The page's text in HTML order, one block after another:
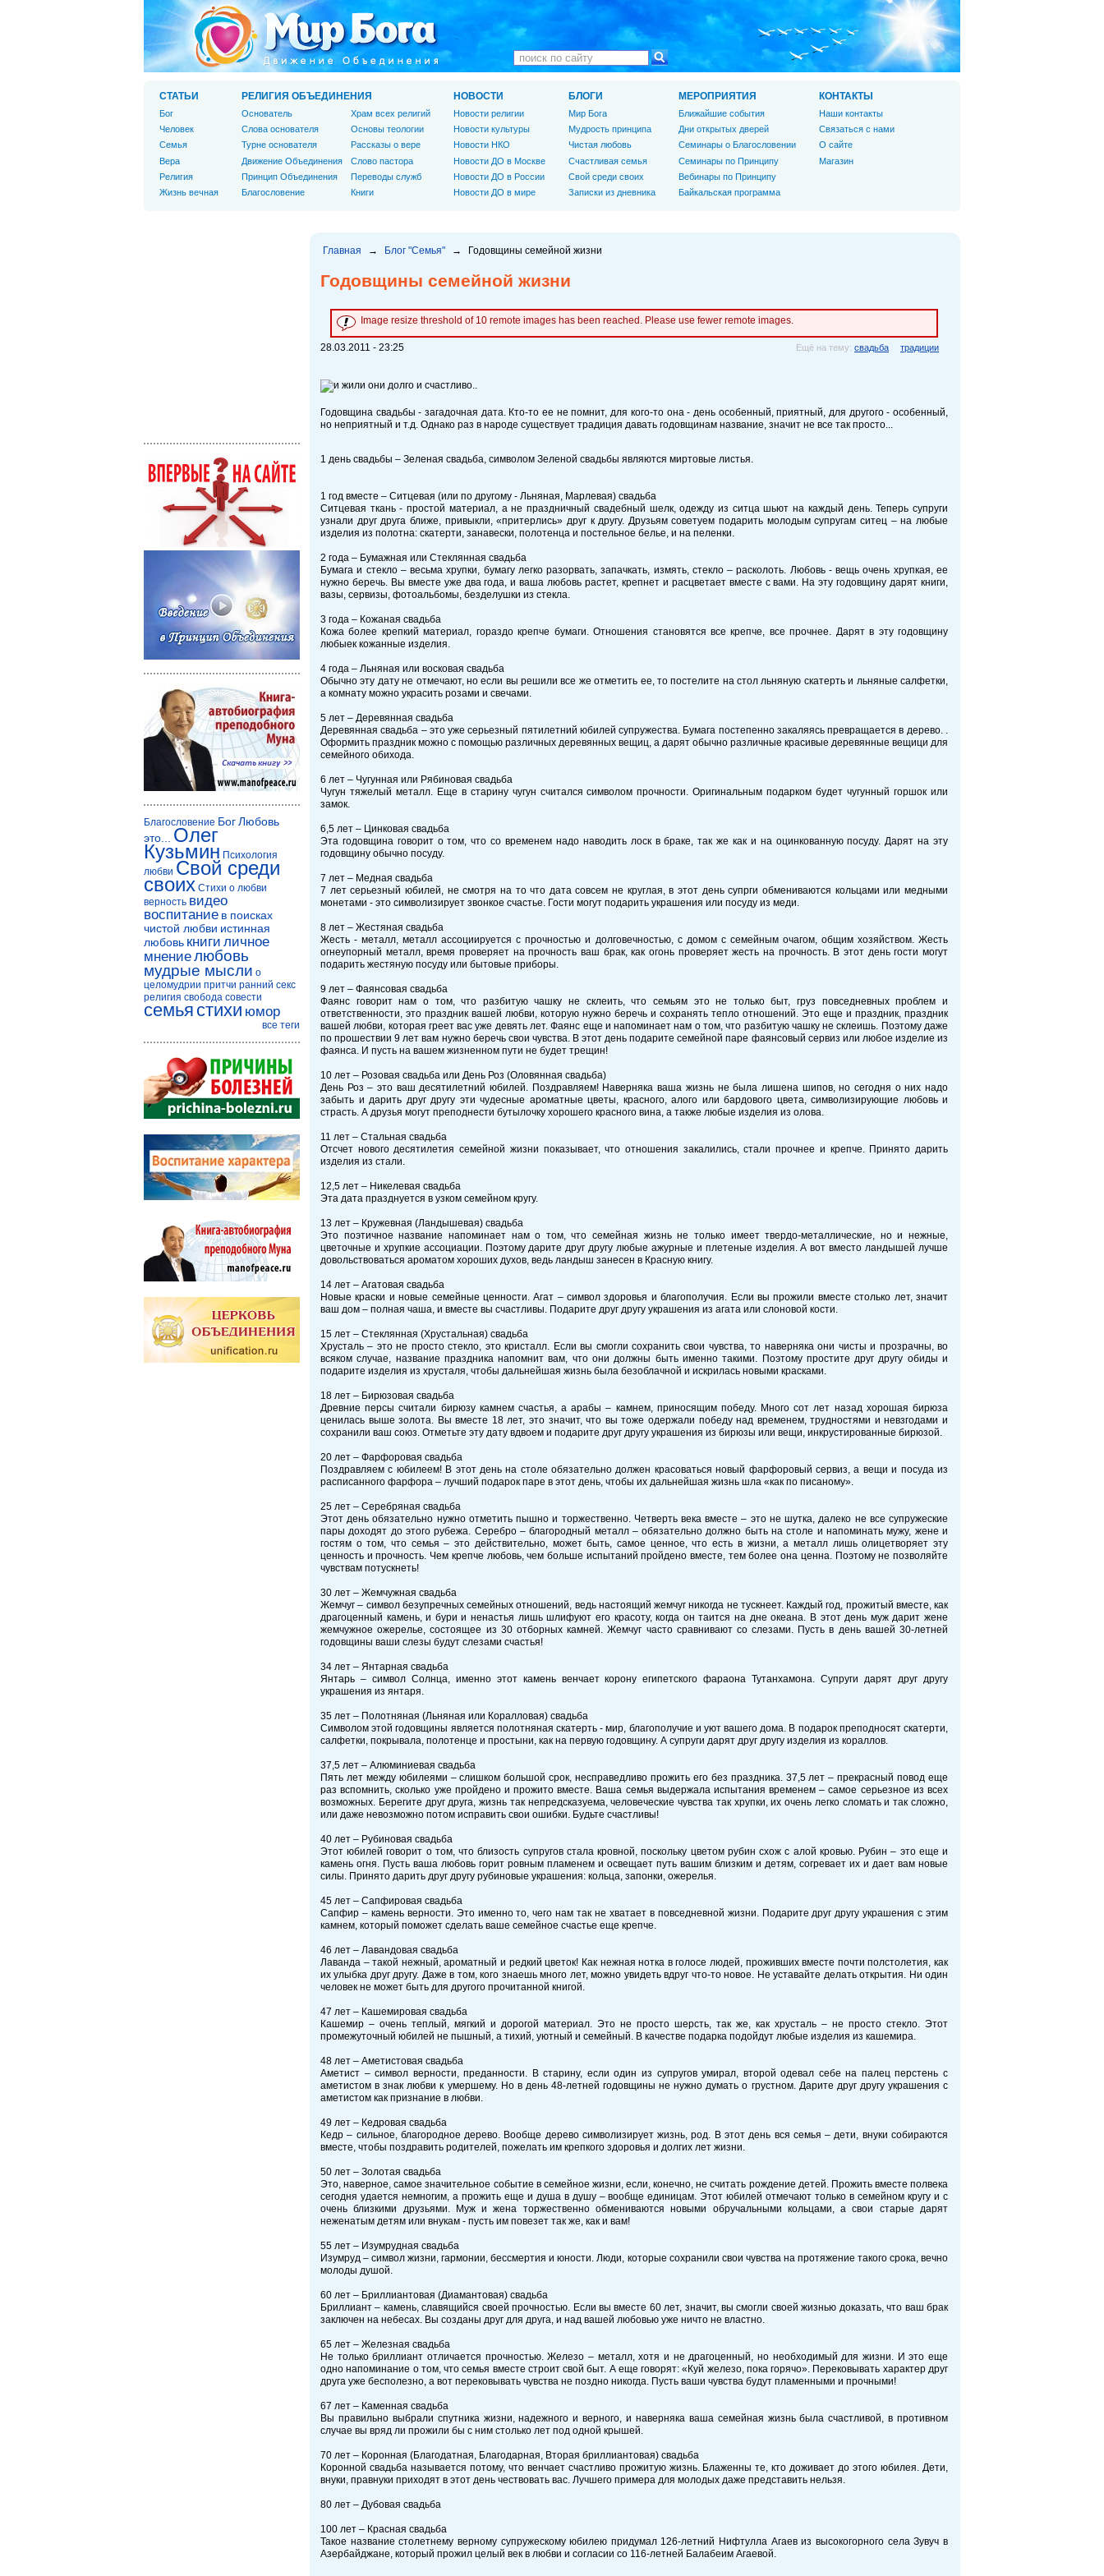
Главная → Блог "Семья" → Годовщины семейной жизни
Годовщины семейной жизни
Image resize threshold of 10 remote images has been reached. Please use fewer remote images.
28.03.2011 - 23:25 Ещё на тему: свадьба традиции
Годовщина свадьбы - загадочная дата. Кто-то ее не помнит, для кого-то она - день особенный, приятный, для другого - особенный,
но неприятный и т.д. Однако раз в народе существует традиция давать годовщинам название, значит не все так просто...
1 день свадьбы – Зеленая свадьба, символом Зеленой свадьбы являются миртовые листья.
1 год вместе – Ситцевая (или по другому - Льняная, Марлевая) свадьба
Ситцевая ткань - простой материал, а не праздничный свадебный шелк, одежду из ситца шьют на каждый день. Теперь супруги
узнали друг друга ближе, привыкли, «притерлись» друг к другу. Друзьям советуем подарить молодым супругам ситец – на любые
изделия из полотна: скатерти, занавески, полотенца и постельное белье, и на пеленки.
2 года – Бумажная или Стеклянная свадьба
Бумага и стекло – весьма хрупки, бумагу легко разорвать, запачкать, измять, стекло – расколоть. Любовь - вещь очень хрупкая, ее
нужно беречь. Вы вместе уже два года, и ваша любовь растет, крепнет и расцветает вместе с вами. На эту годовщину дарят книги,
вазы, сервизы, фотоальбомы, безделушки из стекла.
3 года – Кожаная свадьба
Кожа более крепкий материал, гораздо крепче бумаги. Отношения становятся все крепче, все прочнее. Дарят в эту годовщину
любыек кожанные изделия.
4 года – Льняная или восковая свадьба
Обычно эту дату не отмечают, но если вы решили все же отметить ее, то постелите на стол льняную скатерть и льняные салфетки,
а комнату можно украсить розами и свечами.
5 лет – Деревянная свадьба
Деревянная свадьба – это уже серьезный пятилетний юбилей супружества. Бумага постепенно закаляясь превращается в дерево. .
Оформить праздник можно с помощью различных деревянных вещиц, а дарят обычно различные красивые деревянные вещици для
семейного обихода.
6 лет – Чугунная или Рябиновая свадьба
Чугун тяжелый металл. Еще в старину чугун считался символом прочности. Оригинальным подарком будет чугунный горшок или
замок.
6,5 лет – Цинковая свадьба
Эта годовщина говорит о том, что со временем надо наводить лоск в браке, так же как и на оцинкованную посуду. Дарят на эту
годовщину обычно посуду.
7 лет – Медная свадьба
7 лет серьезный юбилей, не смотря на то что дата совсем не круглая, в этот день супрги обмениваются кольцами или медными
монетами - это символизирует звонкое счастье. Гости могут подарить украшения или посуду из меди.
8 лет – Жестяная свадьба
Жесть - металл, металл ассоциируется с прочностью и долговечностью, с домом с семейным очагом, общим хозяйством. Жесть
огнеупорный металл, время проверяет на прочность ваш брак, как огонь проверяет жесть на прочность. В этот день гости могут
подарить жестяную посуду или бытовые приборы.
9 лет – Фаянсовая свадьба
Фаянс говорит нам о том, что разбитую чашку не склеить, что семьям это не только быт, груз повседневных проблем и
ответственности, это праздник вашей любви, которую нужно беречь и сохранять тепло отношений. Это еще и праздник, праздник
вашей любви, которая греет вас уже девять лет. Фаянс еще и напоминает нам о том, что разбитую чашку не склеишь. Поэтому даже
по прошествии 9 лет вам нужно беречь свои чувства. В этот день подарите семейной паре фаянсовый сервиз или любое изделие из
фаянса. И пусть на вашем жизненном пути не будет трещин!
10 лет – Розовая свадьба или День Роз (Оловянная свадьба)
День Роз – это ваш десятилетний юбилей. Поздравляем! Наверняка ваша жизнь не была лишена шипов, но сегодня о них надо
забыть и дарить друг другу эти чудесные ароматные цветы, красного, алого или бардового цвета, символизирующие любовь и
страсть. А друзья могут преподнести бутылочку хорошего красного вина, а также любые изделия из олова.
11 лет – Стальная свадьба
Отсчет нового десятилетия семейной жизни показывает, что отношения закалились, стали прочнее и крепче. Принято дарить
изделия из стали.
12,5 лет – Никелевая свадьба
Эта дата празднуется в узком семейном кругу.
13 лет – Кружевная (Ландышевая) свадьба
Это поэтичное название напоминает нам о том, что семейная жизнь не только имеет твердо-металлические, но и нежные,
цветочные и хрупкие ассоциации. Поэтому дарите друг другу любые ажурные и плетеные изделия. А вот вместо ландышей лучше
довольствоваться ароматом хороших духов, ведь ландыш занесен в Красную книгу.
14 лет – Агатовая свадьба
Новые краски и новые семейные ценности. Агат – символ здоровья и благополучия. Если вы прожили вместе столько лет, значит
ваш дом – полная чаша, и вместе вы счастливы. Подарите друг другу украшения из агата или слоновой кости.
15 лет – Стеклянная (Хрустальная) свадьба
Хрусталь – это не просто стекло, это кристалл. Если вы смогли сохранить свои чувства, то наверняка они чисты и прозрачны, во
всяком случае, название праздника напомнит вам, что они должны быть именно такими. Поэтому простите друг другу обиды и
подарите изделия из хрусталя, чтобы дальнейшая жизнь была безоблачной и искрилась новыми красками.
18 лет – Бирюзовая свадьба
Древние персы считали бирюзу камнем счастья, а арабы – камнем, приносящим победу. Много сот лет назад хорошая бирюза
ценилась выше золота. Вы вместе 18 лет, это значит, что вы тоже одержали победу над временем, трудностями и невзгодами и
сохранили ваш союз. Отметьте эту дату вдвоем и подарите друг другу украшения из бирюзы или вещи, инкрустированные бирюзой.
20 лет – Фарфоровая свадьба
Поздравляем с юбилеем! В этот день на столе обязательно должен красоваться новый фарфоровый сервиз, а вещи и посуда из
расписанного фарфора – лучший подарок паре в этот день, чтобы их дальнейшая жизнь шла «как по писаному».
25 лет – Серебряная свадьба
Этот день обязательно нужно отметить пышно и торжественно. Четверть века вместе – это не шутка, далеко не все супружеские
пары доходят до этого рубежа. Серебро – благородный металл – обязательно должно быть на столе и напоминать мужу, жене и
гостям о том, что семья – это действительно, может быть, самое ценное, что есть в жизни, а металл лишь олицетворяет эту
ценность и прочность. Чем крепче любовь, чем больше испытаний пройдено вместе, тем более она ценна. Поэтому не позволяйте
чувствам потускнеть!
30 лет – Жемчужная свадьба
Жемчуг – символ безупречных семейных отношений, ведь настоящий жемчуг никогда не тускнеет. Каждый год, прожитый вместе, как
драгоценный камень, и бури и ненастья лишь шлифуют его красоту, когда он таится на дне океана. В этот день муж дарит жене
жемчужное ожерелье, состоящее из 30 отборных камней. Жемчуг часто сравнивают со слезами. Пусть в день вашей 30-летней
годовщины ваши слезы будут слезами счастья!
34 лет – Янтарная свадьба
Янтарь – символ Солнца, именно этот камень венчает корону египетского фараона Тутанхамона. Супруги дарят друг другу
украшения из янтаря.
35 лет – Полотняная (Льняная или Коралловая) свадьба
Символом этой годовщины является полотняная скатерть - мир, благополучие и уют вашего дома. В подарок преподносят скатерти,
салфетки, покрывала, полотенце и простыни, как на первую годовщину. А супруги дарят друг другу изделия из кораллов.
37,5 лет – Алюминиевая свадьба
Пять лет между юбилеями – слишком большой срок, несправедливо прожить его без праздника. 37,5 лет – прекрасный повод еще
раз вспомнить, сколько уже пройдено и прожито вместе. Ваша семья выдержала испытания временем – самое серьезное из всех
возможных. Берегите друг друга, жизнь так непредсказуема, человеческие чувства так хрупки, их очень легко сломать и так сложно,
или даже невозможно потом исправить свои ошибки. Будьте счастливы!
40 лет – Рубиновая свадьба
Этот юбилей говорит о том, что близость супругов стала кровной, поскольку цветом рубин схож с алой кровью. Рубин – это еще и
камень огня. Пусть ваша любовь горит ровным пламенем и освещает путь вашим близким и детям, согревает их и дает вам новые
силы. Принято дарить друг другу рубиновые украшения: кольца, запонки, ожерелья.
45 лет – Сапфировая свадьба
Сапфир – камень верности. Это именно то, чего нам так не хватает в повседневной жизни. Подарите друг другу украшения с этим
камнем, который поможет сделать ваше семейное счастье еще крепче.
46 лет – Лавандовая свадьба
Лаванда – такой нежный, ароматный и редкий цветок! Как нежная нотка в голосе людей, проживших вместе почти полстолетия, как
их улыбка друг другу. Даже в том, кого знаешь много лет, можно увидеть вдруг что-то новое. Не уставайте делать открытия. Ни один
человек не может быть для другого прочитанной книгой.
47 лет – Кашемировая свадьба
Кашемир – очень теплый, мягкий и дорогой материал. Это не просто шерсть, так же, как хрусталь – не просто стекло. Этот
промежуточный юбилей не пышный, а тихий, уютный и семейный. В качестве подарка подойдут любые изделия из кашемира.
48 лет – Аметистовая свадьба
Аметист – символ верности, преданности. В старину, если один из супругов умирал, второй одевал себе на палец перстень с
аметистом в знак любви к умершему. Но в день 48-летней годовщины не нужно думать о грустном. Дарите друг другу украшения с
аметистом как признание в любви.
49 лет – Кедровая свадьба
Кедр – сильное, благородное дерево. Вообще дерево символизирует жизнь, род. В этот день вся семья – дети, внуки собираются
вместе, чтобы поздравить родителей, пожелать им крепкого здоровья и долгих лет жизни.
50 лет – Золотая свадьба
Это, наверное, самое значительное событие в семейное жизни, если, конечно, не считать рождение детей. Прожить вместе полвека
сегодня удается немногим, а прожить еще и душа в душу – вообще единицам. Этот юбилей отмечают только в семейном кругу и с
очень близкими друзьями. Муж и жена торжественно обмениваются новыми обручальными кольцами, а свои старые дарят
неженатым детям или внукам - пусть им повезет так же, как и вам!
55 лет – Изумрудная свадьба
Изумруд – символ жизни, гармонии, бессмертия и юности. Люди, которые сохранили свои чувства на протяжение такого срока, вечно
молоды душой.
60 лет – Бриллиантовая (Диамантовая) свадьба
Бриллиант – камень, славящийся своей прочностью. Если вы вместе 60 лет, значит, вы смогли своей жизнью доказать, что ваш брак
заключен на небесах. Вы созданы друг для друга, и над вашей любовью уже ничто не властно.
65 лет – Железная свадьба
Не только бриллиант отличается прочностью. Железо – металл, хотя и не драгоценный, но необходимый для жизни. И это еще
одно напоминание о том, что семья вместе строит свой быт. А еще говорят: «Куй железо, пока горячо». Перековывать характер друг
друга уже бесполезно, а вот перековывать чувства не поздно никогда. Пусть ваши чувства будут пламенными и прочными!
67 лет – Каменная свадьба
Вы правильно выбрали спутника жизни, надежного и верного, и наверняка ваша семейная жизнь была счастливой, в противном
случае вы вряд ли прожили бы с ним столько лет под одной крышей.
70 лет – Коронная (Благодатная, Благодарная, Вторая бриллиантовая) свадьба
Коронной свадьба называется потому, что венчает счастливо прожитую жизнь. Блаженны те, кто доживает до этого юбилея. Дети,
внуки, правнуки приходят в этот день чествовать вас. Лучшего примера для молодых даже представить нельзя.
80 лет – Дубовая свадьба
100 лет – Красная свадьба
Такое название столетнему верному супружескому юбилею придумал 126-летний Нифтулла Агаев из высокогорного села Зувуч в
Азербайджане, который прожил целый век в любви и согласии со 116-летней Балабеим Агаевой.
СТАТЬИ
Бог
Человек
Cемья
Вера
Религия
Жизнь вечная
РЕЛИГИЯ ОБЪЕДИНЕНИЯ
Основатель
Слова основателя
Турне основателя
Движение Объединения
Принцип Объединения
Благословение
Храм всех религий
Основы теологии
Рассказы о вере
Слово пастора
Переводы служб
Книги
НОВОСТИ
Новости религии
Новости культуры
Новости НКО
Новости ДО в Москве
Новости ДО в России
Новости ДО в мире
БЛОГИ
Мир Бога
Мудрость принципа
Чистая любовь
Счастливая семья
Свой среди своих
Записки из дневника
МЕРОПРИЯТИЯ
Ближайшие события
Дни открытых дверей
Семинары о Благословении
Семинары по Принципу
Вебинары по Принципу
Байкальская программа
КОНТАКТЫ
Наши контакты
Связаться с нами
О сайте
Магазин
Благословение БогЛюбовь
это...
Олег
Кузьмин Психология
любви Свой среди
своих Стихи о любви
верность видео
воспитание в поисках
чистой любви истинная
любовь книги личное
мнениелюбовь
мудрые мысли о
целомудрии притчи ранний секс
религия свобода совести
семья стихи юмор
все теги